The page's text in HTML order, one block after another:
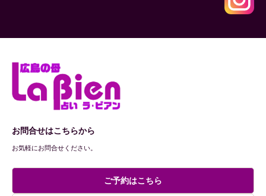
お問合せはこちらから
お気軽にお問合せください。
ご予約はこちら